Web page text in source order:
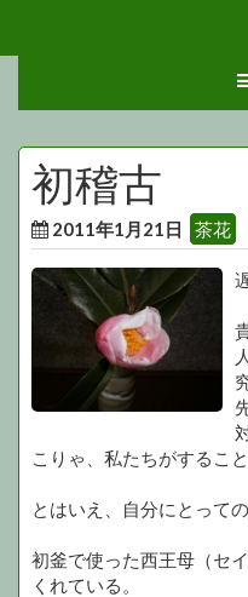
初稽古
2011年1月21日 茶花
こりゃ、私たちがするこ
とはいえ、自分にとって
初釜で使った西王母（セ
くれている。